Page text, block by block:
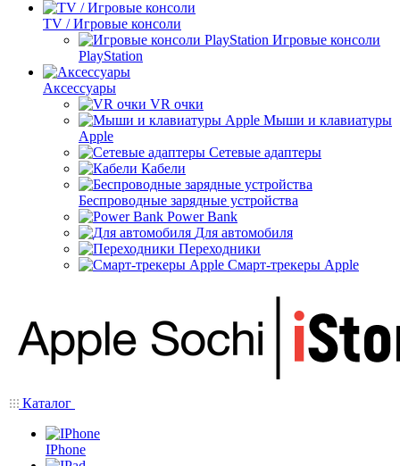
TV / Игровые консоли
Игровые консоли
PlayStation
Аксессуары
VR очки
Мыши и клавиатуры
Apple
Сетевые адаптеры
Кабели
Беспроводные зарядные устройства
Power Bank
Для автомобиля
Переходники
Смарт-трекеры Apple
Каталог
IPhone